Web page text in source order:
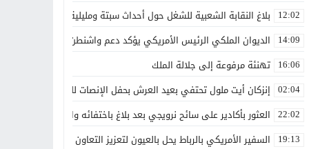
12:02 بلاغ النقابة الشعبية للشغل حول أحداث سبتة ومليلية
14:09 الديوان الملكي الرئيس الأمريكي يؤكد دعم واشنطن الكامل لمغربية
16:06 تهنئة مرفوعة إلى جلالة الملك
02:04 إنزكان أيت ملول تحتفي بعيد العرش بحفل الإنصات للخطاب الملكي
22:02 العثور بأكادير على سائح نرويجي بعد بلاغ باختفائه وانقطاع الاتصال
19:13 السفير الأمريكي بالرباط يحل بالعيون لتعزيز التعاون الاقتصادي